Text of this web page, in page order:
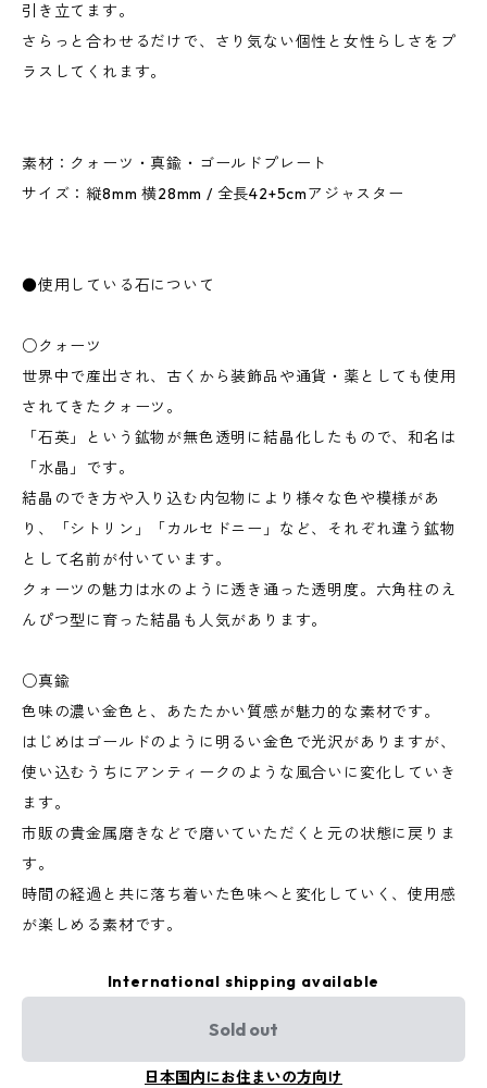
引き立てます。
さらっと合わせるだけで、さり気ない個性と女性らしさをプ
ラスしてくれます。
素材：クォーツ・真鍮・ゴールドプレート
サイズ：縦8mm 横28mm / 全長42+5cmアジャスター
●使用している石について
○クォーツ
世界中で産出され、古くから装飾品や通貨・薬としても使用
されてきたクォーツ。
「石英」という鉱物が無色透明に結晶化したもので、和名は
「水晶」です。
結晶のでき方や入り込む内包物により様々な色や模様があ
り、「シトリン」「カルセドニー」など、それぞれ違う鉱物
として名前が付いています。
クォーツの魅力は水のように透き通った透明度。六角柱のえ
んぴつ型に育った結晶も人気があります。
○真鍮
色味の濃い金色と、あたたかい質感が魅力的な素材です。
はじめはゴールドのように明るい金色で光沢がありますが、
使い込むうちにアンティークのような風合いに変化していき
ます。
市販の貴金属磨きなどで磨いていただくと元の状態に戻りま
す。
時間の経過と共に落ち着いた色味へと変化していく、使用感
が楽しめる素材です。
International shipping available
Sold out
日本国内にお住まいの方向け